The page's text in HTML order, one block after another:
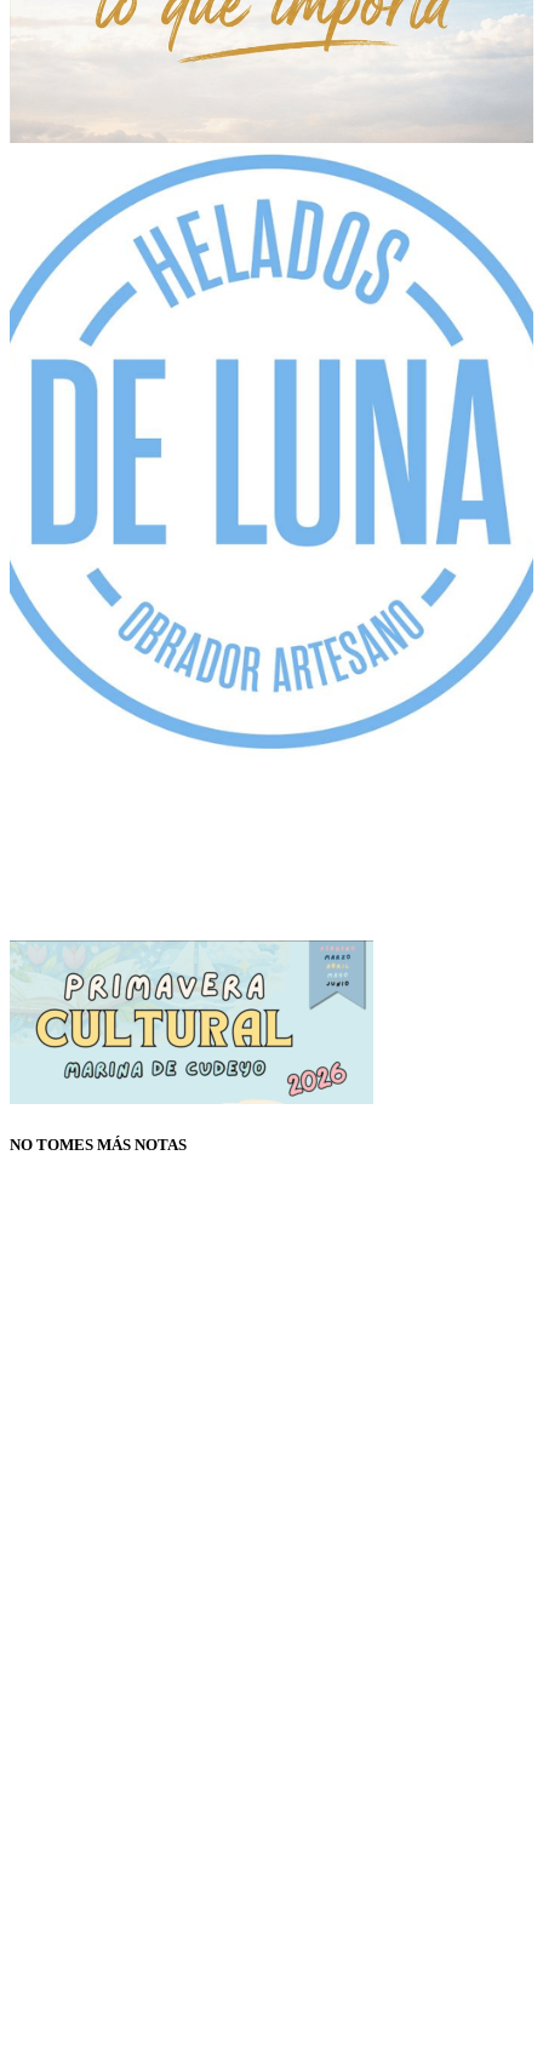
NO TOMES MÁS NOTAS